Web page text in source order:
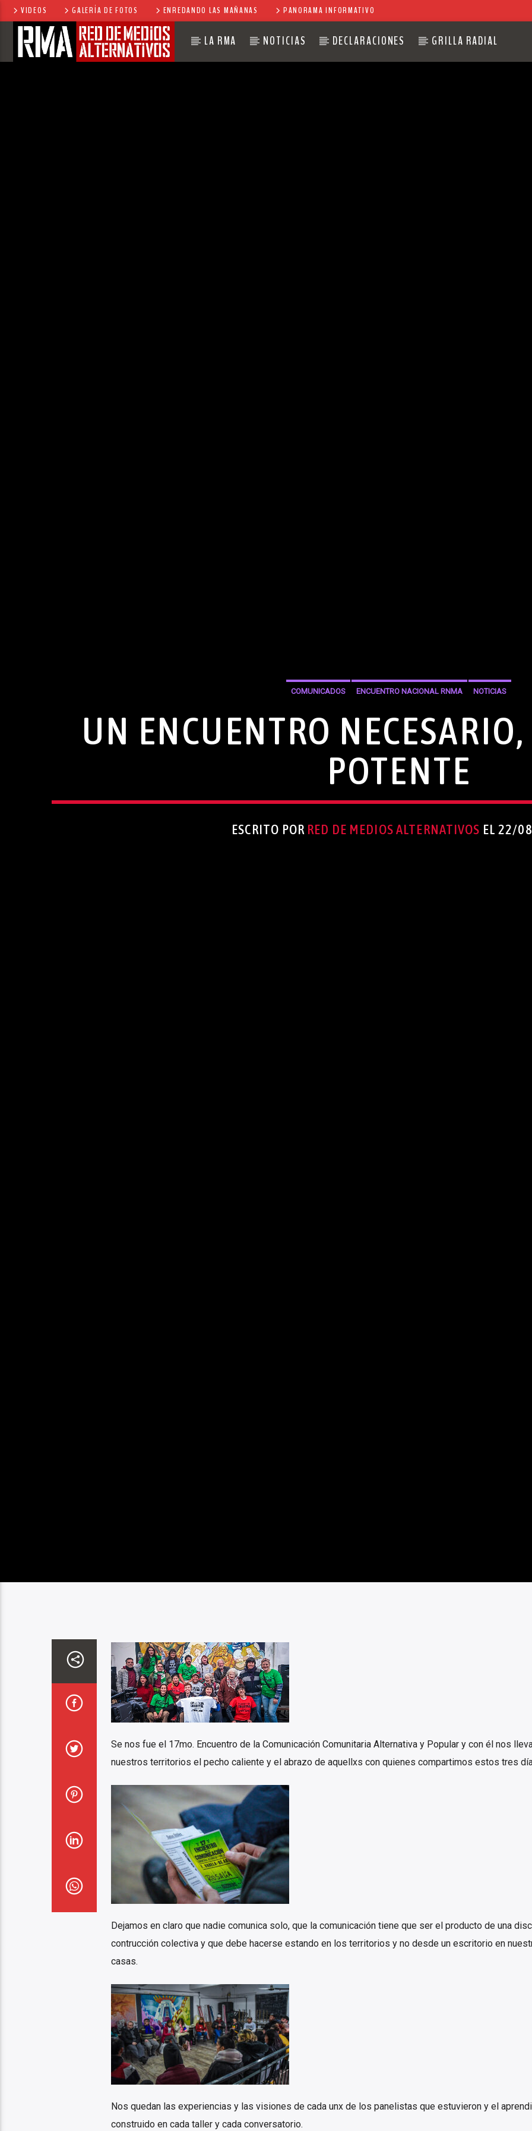
VIDEOS GALERÍA DE FOTOS ENREDANDO LAS MAÑANAS PANORAMA INFORMATIVO
LA RMA NOTICIAS DECLARACIONES GRILLA RADIAL
COMUNICADOS ENCUENTRO NACIONAL RNMA NOTICIAS
UN ENCUENTRO
POTENTE
ESCRITO POR RED DE MEDIOS ALTERNATIVOS EL 22/
Se nos fue el 17mo. Encuentro de la Comunicación Comunitaria Alternativa y Popular y con él nos
nuestros territorios el pecho caliente y el abrazo de aquellxs con quienes compartimos estos tres
Dejamos en claro que nadie comunica solo, que la comunicación tiene que ser el producto de una
contrucción colectiva y que debe hacerse estando en los territorios y no desde un escritorio en
casas.
Nos quedan las experiencias y las visiones de cada unx de los panelistas que estuvieron y el
construido en cada taller y cada conversatorio.